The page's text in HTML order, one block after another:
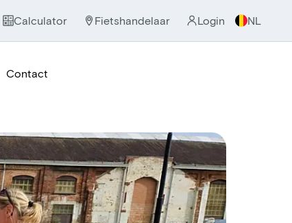
Calculator Fietshandelaar Login NL
Contact